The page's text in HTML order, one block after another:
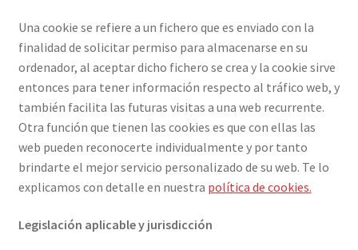
Una cookie se refiere a un fichero que es enviado con la
finalidad de solicitar permiso para almacenarse en su
ordenador, al aceptar dicho fichero se crea y la cookie sirve
entonces para tener información respecto al tráfico web, y
también facilita las futuras visitas a una web recurrente.
Otra función que tienen las cookies es que con ellas las
web pueden reconocerte individualmente y por tanto
brindarte el mejor servicio personalizado de su web. Te lo
explicamos con detalle en nuestra política de cookies.
Legislación aplicable y jurisdicción